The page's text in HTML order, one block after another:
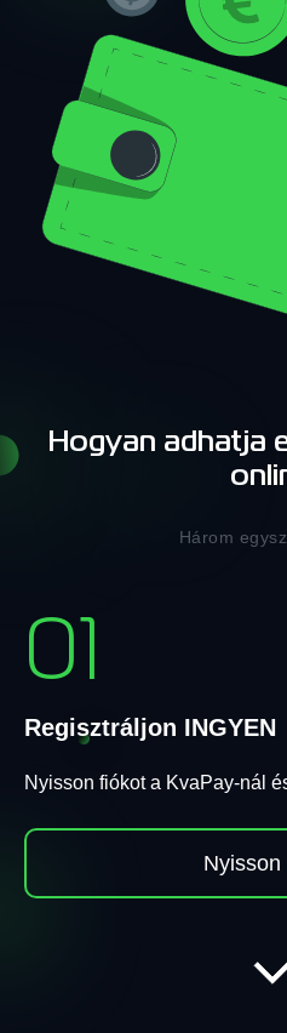
Hogyan adhatja
Három
01
Regisztráljon INGYEN
Nyisson fiókot a KvaPay-nál
Nyisson